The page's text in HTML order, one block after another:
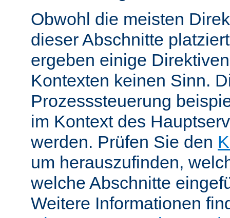
Obwohl die meisten
dieser Abschnitte
ergeben einige
Kontexten keinen Sinn.
Prozesssteuerung
im Kontext des
werden. Prüfen Sie den
um herauszufinden,
welche Abschnitte
Weitere Informationen